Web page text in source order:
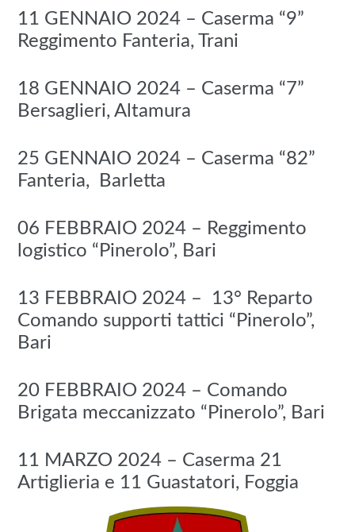
11 GENNAIO 2024 – Caserma “9”
Reggimento Fanteria, Trani
18 GENNAIO 2024 – Caserma “7”
Bersaglieri, Altamura
25 GENNAIO 2024 – Caserma “82”
Fanteria, Barletta
06 FEBBRAIO 2024 – Reggimento
logistico “Pinerolo”, Bari
13 FEBBRAIO 2024 – 13° Reparto
Comando supporti tattici “Pinerolo”,
Bari
20 FEBBRAIO 2024 – Comando
Brigata meccanizzato “Pinerolo”, Bari
11 MARZO 2024 – Caserma 21
Artiglieria e 11 Guastatori, Foggia